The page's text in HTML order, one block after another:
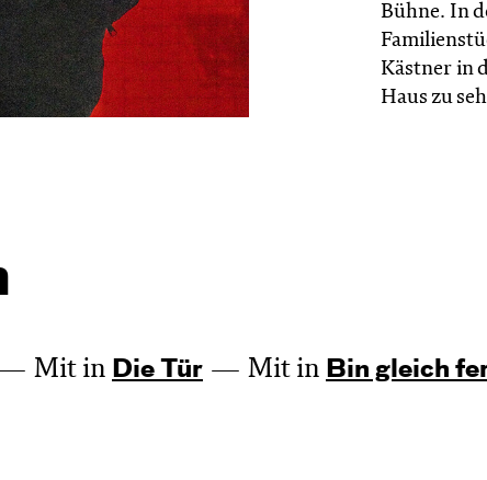
Bühne. In
Kästner in
Haus zu
Mit in Die Tür Mit in Bin gleich